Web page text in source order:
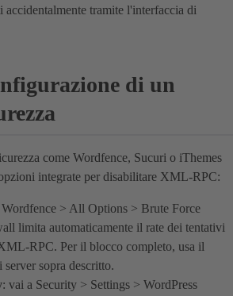
accidentalmente tramite l'interfaccia di
di un
come Wordfence, Sucuri o iThemes
integrate per disabilitare XML-RPC:
Wordfence > All Options > Brute Force
limita automaticamente il rate dei tentativi
RPC. Per il blocco completo, usa il
sopra descritto.
: vai a Security > Settings > WordPress